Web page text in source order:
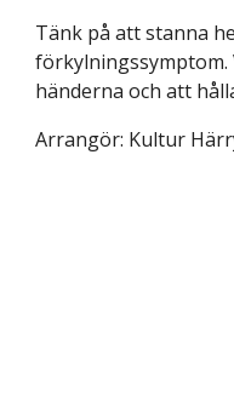
Tänk på att stanna
händerna och att
Arrangör: Kultur